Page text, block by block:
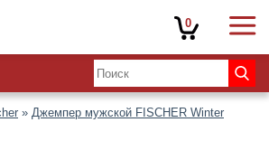
» Джемпер мужской FISCHER Winter
0